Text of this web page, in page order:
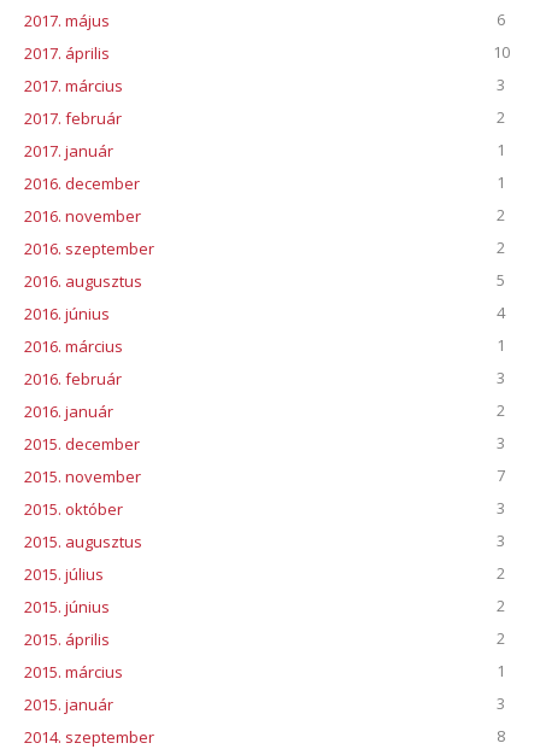
2017. május
6
2017. április
10
2017. március
3
2017. február
2
2017. január
1
2016. december
1
2016. november
2
2016. szeptember
2
2016. augusztus
5
2016. június
4
2016. március
1
2016. február
3
2016. január
2
2015. december
3
2015. november
7
2015. október
3
2015. augusztus
3
2015. július
2
2015. június
2
2015. április
2
2015. március
1
2015. január
3
2014. szeptember
8